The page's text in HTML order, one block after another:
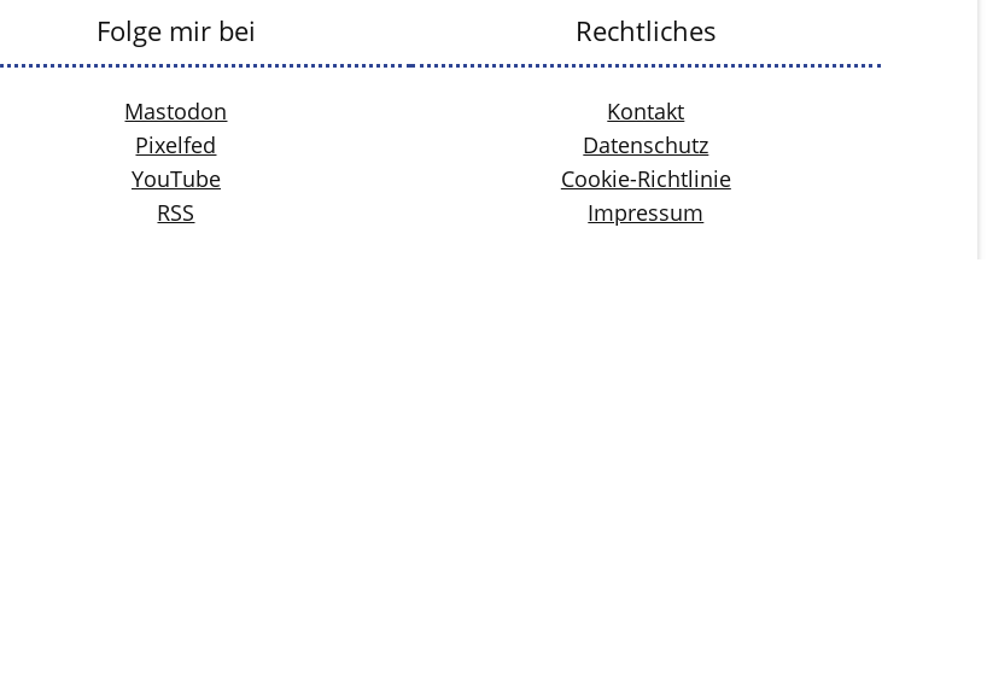
Folge mir bei
Mastodon
Pixelfed
YouTube
RSS
Rechtliches
Kontakt
Datenschutz
Cookie-Richtlinie
Impressum